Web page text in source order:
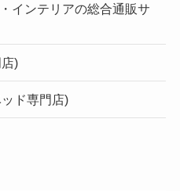
インテリアの総合通販サ
)
ド専門店)